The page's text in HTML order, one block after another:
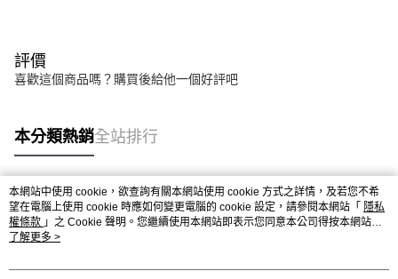
評價
喜歡這個商品嗎？購買後給他一個好評吧
本分類熱銷全站排行
熱門標籤
本網站中使用 cookie，欲查詢有關本網站使用 cookie 方式之詳情，及若您不希
望在電腦上使用 cookie 時應如何變更電腦的 cookie 設定，請參閱本網站「 隱私
權條款 」之 Cookie 聲明。您繼續使用本網站即表示您同意本公司得按本網站使
用條款之 Cookie 聲明使用 cookie。
了解更多 >